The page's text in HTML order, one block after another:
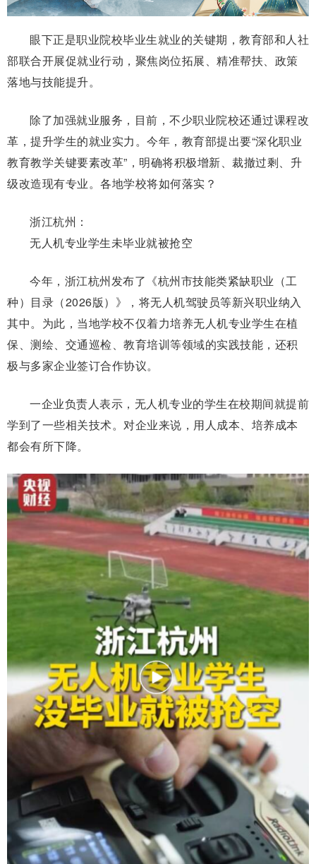
眼下正是职业院校毕业生就业的关键期，教育部和人社
部联合开展促就业行动，聚焦岗位拓展、精准帮扶、政策
落地与技能提升。
除了加强就业服务，目前，不少职业院校还通过课程改
革，提升学生的就业实力。今年，教育部提出要“深化职业
教育教学关键要素改革”，明确将积极增新、裁撤过剩、升
级改造现有专业。各地学校将如何落实？
浙江杭州：
无人机专业学生未毕业就被抢空
今年，浙江杭州发布了 《杭州市技能类紧缺职业（工
种）目录（2026版）》， 将无人机驾驶员等新兴职业纳入
其中。为此，当地学校不仅着力培养无人机专业学生在植
保、测绘、交通巡检、教育培训等领域的实践技能，还积
极与多家企业签订合作协议。
一企业负责人表示，无人机专业的学生在校期间就提前
学到了一些相关技术。对企业来说，用人成本、培养成本
都会有所下降。